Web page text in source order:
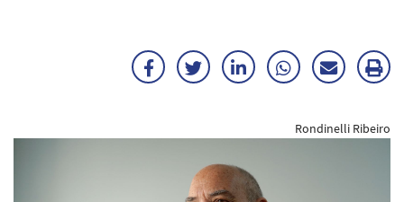
FacebookTwitterLinkedInWhatsApp
Enviar
E-
Rondinelli Ribeiro